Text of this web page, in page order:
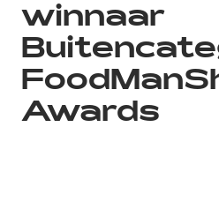
winnaar
Awards